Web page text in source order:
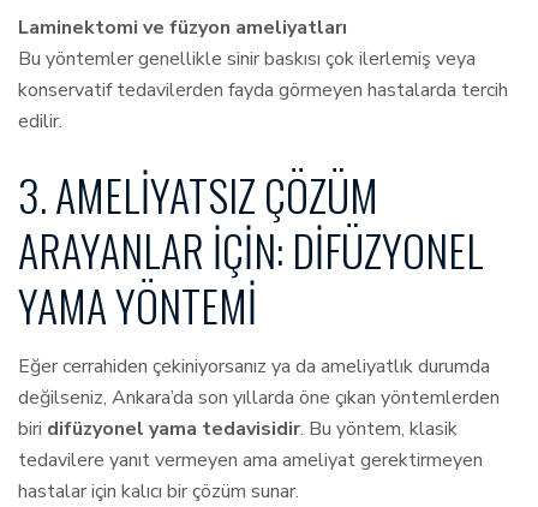
Laminektomi ve füzyon ameliyatları
Bu yöntemler genellikle sinir baskısı çok ilerlemiş veya
konservatif tedavilerden fayda görmeyen hastalarda tercih
edilir.
3. AMELIYATSIZ ÇÖZÜM
ARAYANLAR İÇIN: DIFÜZYONEL
YAMA YÖNTEMI
Eğer cerrahiden çekiniyorsanız ya da ameliyatlık durumda
değilseniz, Ankara’da son yıllarda öne çıkan yöntemlerden
biri difüzyonel yama tedavisidir. Bu yöntem, klasik
tedavilere yanıt vermeyen ama ameliyat gerektirmeyen
hastalar için kalıcı bir çözüm sunar.